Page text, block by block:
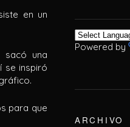
en un
sacó una
se inspiró
para que
Powered by
ARCHIVO